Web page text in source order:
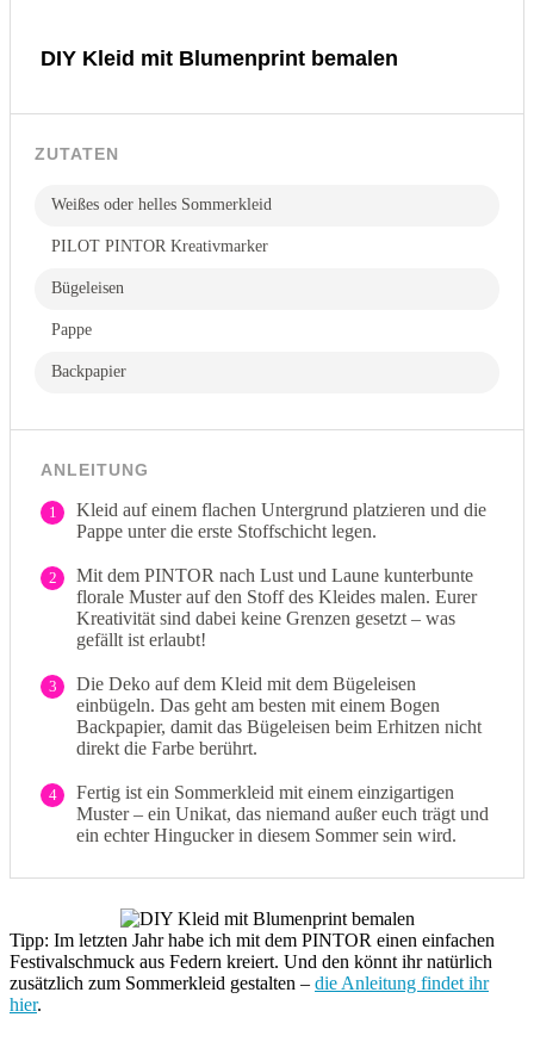
DIY Kleid mit Blumenprint bemalen
ZUTATEN
Weißes oder helles Sommerkleid
PILOT PINTOR Kreativmarker
Bügeleisen
Pappe
Backpapier
ANLEITUNG
1
Kleid auf einem flachen Untergrund platzieren und die
Pappe unter die erste Stoffschicht legen.
2
Mit dem PINTOR nach Lust und Laune kunterbunte
florale Muster auf den Stoff des Kleides malen. Eurer
Kreativität sind dabei keine Grenzen gesetzt – was
gefällt ist erlaubt!
3
Die Deko auf dem Kleid mit dem Bügeleisen
einbügeln. Das geht am besten mit einem Bogen
Backpapier, damit das Bügeleisen beim Erhitzen nicht
direkt die Farbe berührt.
4
Fertig ist ein Sommerkleid mit einem einzigartigen
Muster – ein Unikat, das niemand außer euch trägt und
ein echter Hingucker in diesem Sommer sein wird.
Tipp: Im letzten Jahr habe ich mit dem PINTOR einen einfachen
Festivalschmuck aus Federn kreiert. Und den könnt ihr natürlich
zusätzlich zum Sommerkleid gestalten – die Anleitung findet ihr
hier.